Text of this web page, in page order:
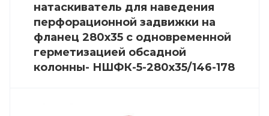
натаскиватель для наведения
перфорационной задвижки на
фланец 280х35 с одновременной
герметизацией обсадной
колонны- НШФК-5-280х35/146-178